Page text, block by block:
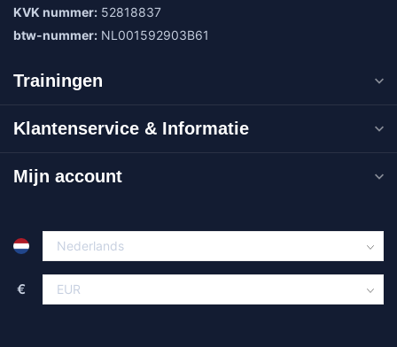
KVK nummer: 52818837
btw-nummer: NL001592903B61
Trainingen
Klantenservice & Informatie
Mijn account
€